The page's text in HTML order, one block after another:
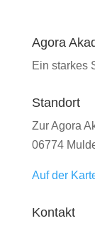
Agora
Ein starkes
Standort
Zur Agora
06774
Auf der
Kontakt